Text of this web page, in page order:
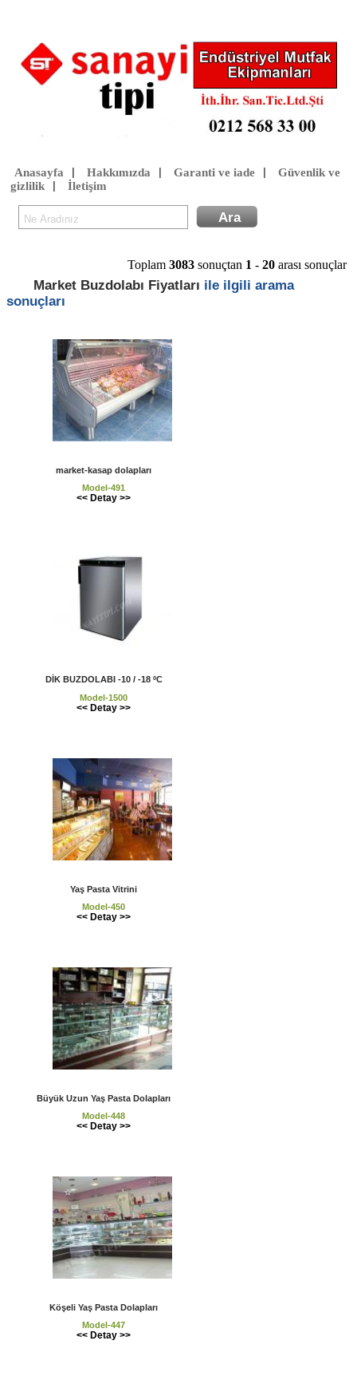
Anasayfa Hakkımızda Garanti ve iade
Güvenlik ve
gizlilik| İletişim
Toplam 3083 sonuçtan 1 - 20 arası sonuçlar
Market Buzdolabı Fiyatları ile ilgili arama
sonuçları
market-kasap dolapları
Model-491
<< Detay >>
DİK BUZDOLABI -10 / -18 ºC
Model-1500
<< Detay >>
Yaş Pasta Vitrini
Model-450
<< Detay >>
Büyük Uzun Yaş Pasta Dolapları
Model-448
<< Detay >>
Köşeli Yaş Pasta Dolapları
Model-447
<< Detay >>